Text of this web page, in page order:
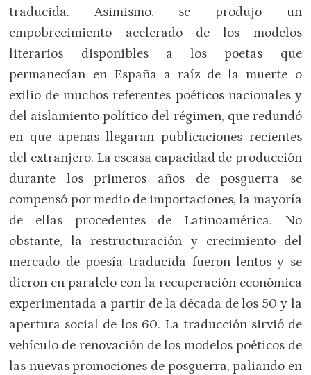
traducida. Asimismo, se produjo un
empobrecimiento acelerado de los modelos
literarios disponibles a los poetas que
permanecían en España a raíz de la muerte o
exilio de muchos referentes poéticos nacionales y
del aislamiento político del régimen, que redundó
en que apenas llegaran publicaciones recientes
del extranjero. La escasa capacidad de producción
durante los primeros años de posguerra se
compensó por medio de importaciones, la mayoría
de ellas procedentes de Latinoamérica. No
obstante, la restructuración y crecimiento del
mercado de poesía traducida fueron lentos y se
dieron en paralelo con la recuperación económica
experimentada a partir de la década de los 50 y la
apertura social de los 60. La traducción sirvió de
vehículo de renovación de los modelos poéticos de
las nuevas promociones de posguerra, paliando en